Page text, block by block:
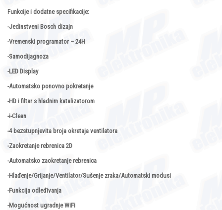
Funkcije i dodatne specifikacije:
-Jedinstveni Bosch dizajn
-Vremenski programator – 24H
-Samodijagnoza
-LED Display
-Automatsko ponovno pokretanje
-HD i filtar s hladnim katalizatorom
-i-Clean
-4 bezstupnjevita broja okretaja ventilatora
-Zaokretanje rebrenica 2D
-Automatsko zaokretanje rebrenica
-Hlađenje/Grijanje/Ventilator/Sušenje zraka/Automatski modusi
-Funkcija odleđivanja
-Mogućnost ugradnje WiFi